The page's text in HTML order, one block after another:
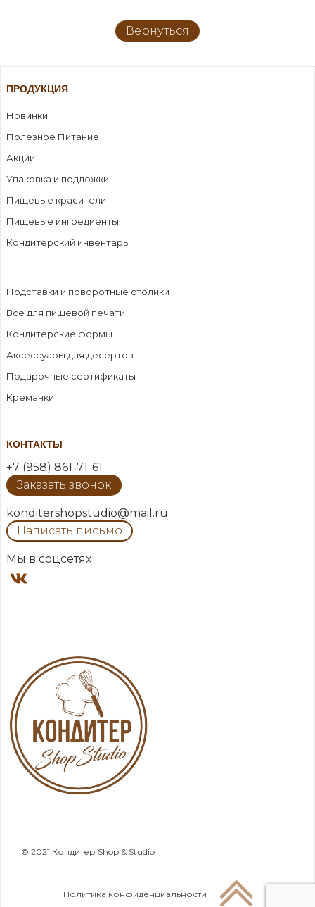
Вернуться
ПРОДУКЦИЯ
Новинки
Полезное Питание
Акции
Упаковка и подложки
Пищевые красители
Пищевые ингредиенты
Кондитерский инвентарь
Подставки и поворотные столики
Все для пищевой печати
Кондитерские формы
Аксессуары для десертов
Подарочные сертификаты
Креманки
КОНТАКТЫ
+7 (958) 861-71-61
Заказать звонок
konditershopstudio@mail.ru
Написать письмо
Мы в соцсетях
© 2021 Кондитер Shop & Studio
Политика конфиденциальности